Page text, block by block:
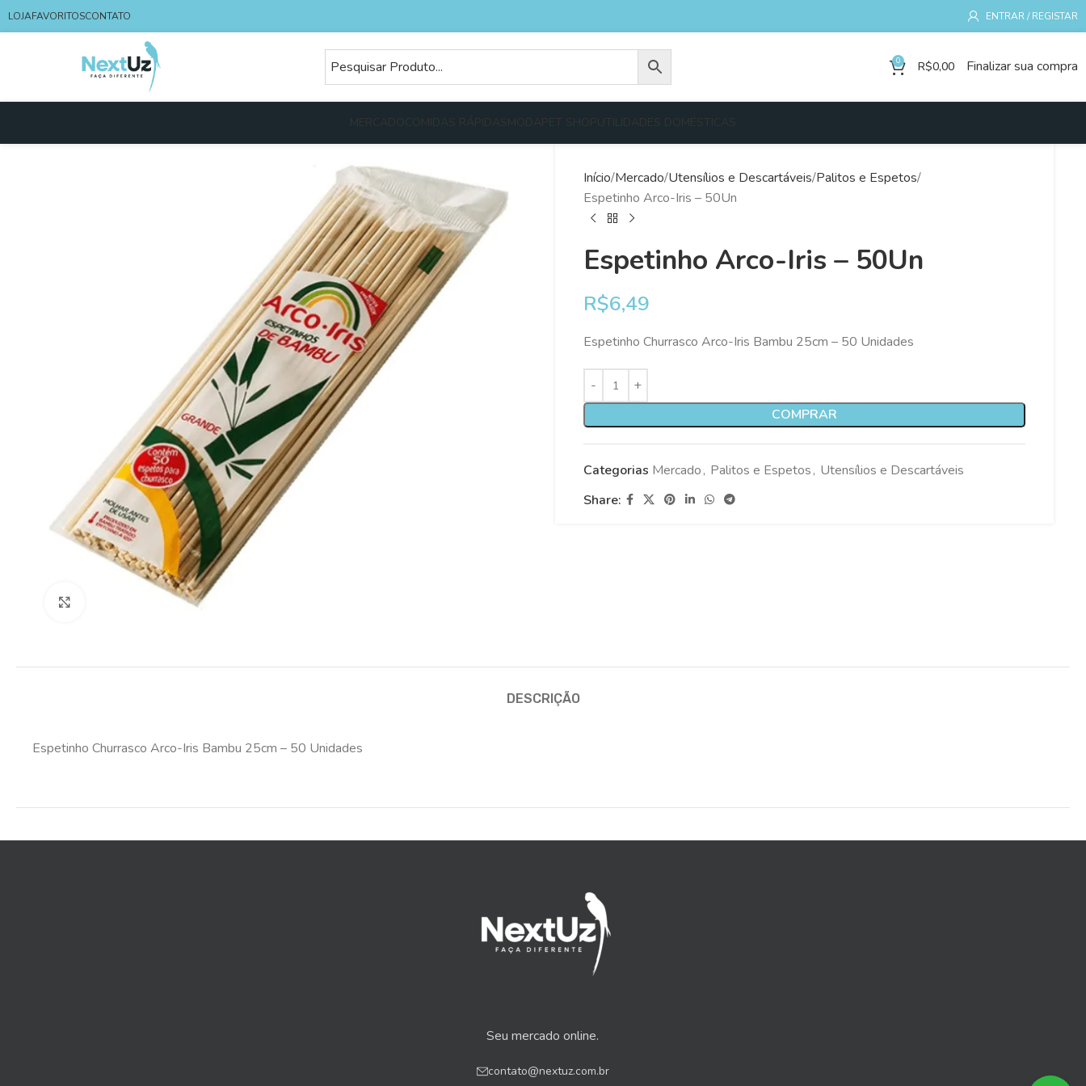
LOJAFAVORITOSCONTATO ENTRAR / REGISTAR
0 R$0,00 Finalizar sua compra
MERCADO COMIDAS RÁPIDAS MODAPET SHOP UTILIDADES DOMÉSTICAS
Clique para ampliar
Início Mercado Utensílios e Descartáveis Palitos e Espetos
Espetinho Arco-Iris – 50Un
Espetinho Arco-Iris – 50Un
R$6,49
Espetinho Churrasco Arco-Iris Bambu 25cm – 50 Unidades
COMPRAR
Categorias Mercado, Palitos e Espetos, Utensílios e Descartáveis
Share:
DESCRIÇÃO
Espetinho Churrasco Arco-Iris Bambu 25cm – 50 Unidades
Seu mercado online.
contato@nextuz.com.br